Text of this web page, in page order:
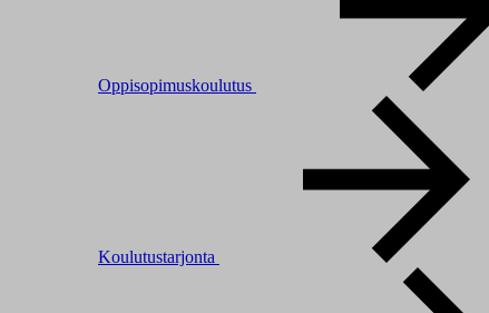
Oppisopimuskoulutus
Koulutustarjonta